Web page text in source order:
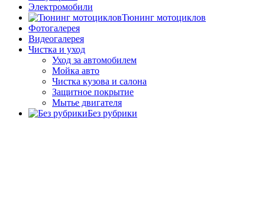
Электромобили
Тюнинг мотоциклов
Фотогалерея
Видеогалерея
Чистка и уход
Уход за автомобилем
Мойка авто
Чистка кузова и салона
Защитное покрытие
Мытье двигателя
Без рубрики